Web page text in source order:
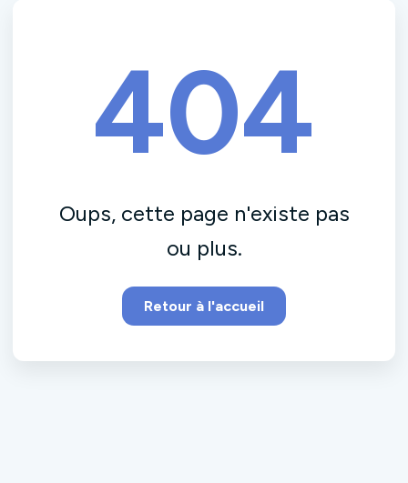
404
Oups, cette page n'existe pas
ou plus.
Retour à l'accueil